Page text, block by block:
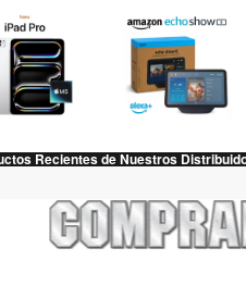
Recientes de Nuestros